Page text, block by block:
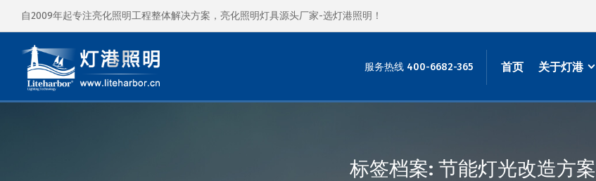
自2009年起专注亮化照明工程整体解决方案，亮化照明灯具源头厂家-选灯港照明！
服务热线 400-6682-365 首页 关于灯港
标签档案: 节能灯光改造方案